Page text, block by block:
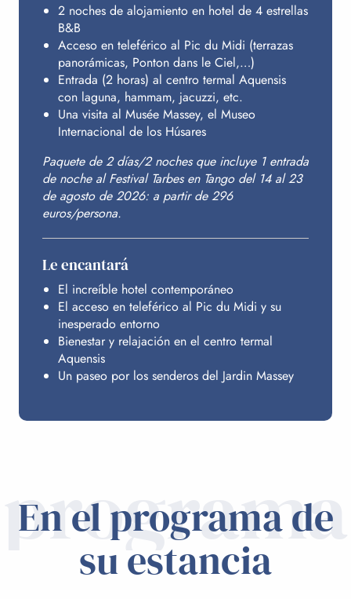
PIC DU MIDI
AQUENSIS
ALOJAMIENTO
PRESUPUESTO
2 noches de alojamiento en hotel de 4 estrellas
B&B
Acceso en teleférico al Pic du Midi (terrazas
panorámicas, Ponton dans le Ciel,…)
Entrada (2 horas) al centro termal Aquensis
con laguna, hammam, jacuzzi, etc.
Una visita al Musée Massey, el Museo
Internacional de los Húsares
Paquete de 2 días/2 noches que incluye 1 entrada
de noche al Festival Tarbes en Tango del 14 al 23
de agosto de 2026: a partir de 296
euros/persona.
Le encantará
El increíble hotel contemporáneo
El acceso en teleférico al Pic du Midi y su
inesperado entorno
Bienestar y relajación en el centro termal
Aquensis
Un paseo por los senderos del Jardin Massey
programa
En el programa de
su estancia